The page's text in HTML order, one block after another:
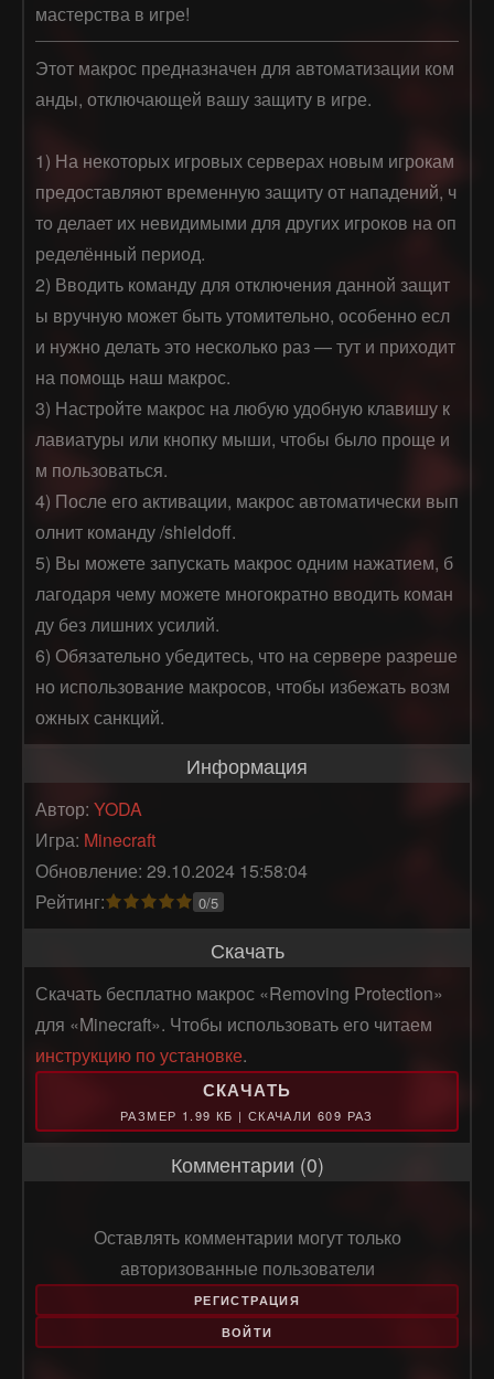
мастерства в игре!
Этот макрос предназначен для автоматизации ком
анды, отключающей вашу защиту в игре.
1) На некоторых игровых серверах новым игрокам
предоставляют временную защиту от нападений, ч
то делает их невидимыми для других игроков на оп
ределённый период.
2) Вводить команду для отключения данной защит
ы вручную может быть утомительно, особенно есл
и нужно делать это несколько раз — тут и приходит
на помощь наш макрос.
3) Настройте макрос на любую удобную клавишу к
лавиатуры или кнопку мыши, чтобы было проще и
м пользоваться.
4) После его активации, макрос автоматически вып
олнит команду /shieldoff.
5) Вы можете запускать макрос одним нажатием, б
лагодаря чему можете многократно вводить коман
ду без лишних усилий.
6) Обязательно убедитесь, что на сервере разреше
но использование макросов, чтобы избежать возм
ожных санкций.
Информация
Автор: YODA
Игра: Minecraft
Обновление: 29.10.2024 15:58:04
Рейтинг:
0/5
Скачать
Скачать бесплатно макрос «Removing Protection»
для «Minecraft». Чтобы использовать его читаем
инструкцию по установке.
СКАЧАТЬ
РАЗМЕР 1.99 КБ | СКАЧАЛИ 609 РАЗ
Комментарии (0)
Оставлять комментарии могут только
авторизованные пользователи
РЕГИСТРАЦИЯ
ВОЙТИ